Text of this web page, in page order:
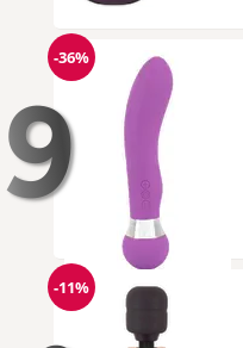
Rabat
-36%
Rabat
-11%